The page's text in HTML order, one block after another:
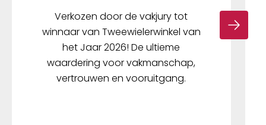
Verkozen door de vakjury tot
winnaar van Tweewielerwinkel van
het Jaar 2026! De ultieme
waardering voor vakmanschap,
vertrouwen en vooruitgang.